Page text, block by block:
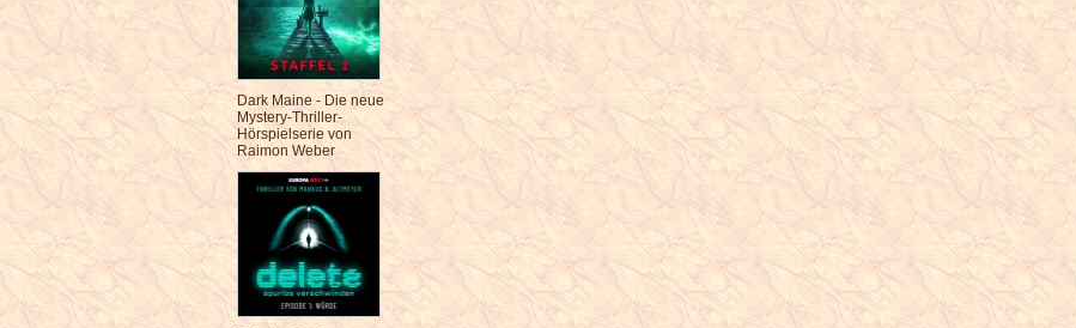
Dark Maine - Die neue
Mystery-Thriller-
Hörspielserie von
Raimon Weber